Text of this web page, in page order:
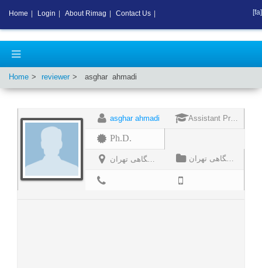
Home reviewer asghar ahmadi
asghar ahmadi Assistant Professor
Ph.D.
استادیار گروه جامعه‌شناسی پژوهشکده مطالعات توسعه سازمان جهاددانشگاهی تهران استادیار گروه جامعه‌شناسی پژوهشکده مطالعات توسعه سازمان جهاددانشگاهی تهران
Home Login About Rimag Contact Us [fa]